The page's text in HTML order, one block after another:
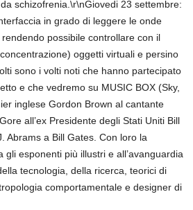
schizofrenia.\r\nGiovedi 23 settembre:
in grado di leggere le onde
possibile controllare con il
oggetti virtuali e persino
sono i volti noti che hanno partecipato
e che vedremo su MUSIC BOX (Sky,
inglese Gordon Brown al cantante
all’ex Presidente degli Stati Uniti Bill
Abrams a Bill Gates. Con loro la
gli esponenti più illustri e all’avanguardia
tecnologia, della ricerca, teorici di
comportamentale e designer di